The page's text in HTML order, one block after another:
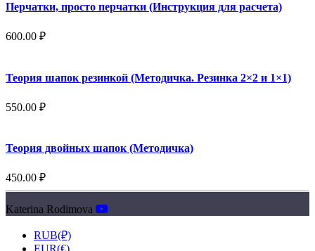
Перчатки, просто перчатки (Инструкция для расчета)
600.00 ₽
Теория шапок резинкой (Методичка. Резинка 2×2 и 1×1)
550.00 ₽
Теория двойных шапок (Методичка)
450.00 ₽
Katerina Rodimova
RUB(₽)